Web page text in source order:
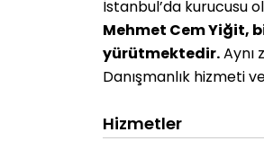
İstanbul’da kurucusu
Mehmet Cem Yiğit,
yürütmektedir. Aynı
Danışmanlık hizmeti
Hizmetler